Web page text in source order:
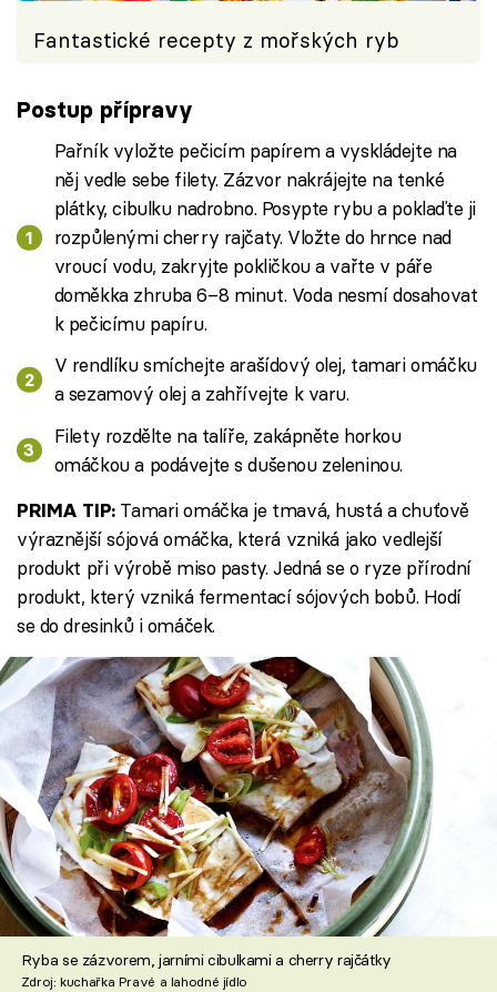
Fantastické recepty z mořských ryb
Postup přípravy
Pařník vyložte pečicím papírem a vyskládejte na
něj vedle sebe filety. Zázvor nakrájejte na tenké
plátky, cibulku nadrobno. Posypte rybu a poklaďte ji
rozpůlenými cherry rajčaty. Vložte do hrnce nad
vroucí vodu, zakryjte pokličkou a vařte v páře
doměkka zhruba 6–8 minut. Voda nesmí dosahovat
k pečicímu papíru.
V rendlíku smíchejte arašídový olej, tamari omáčku
a sezamový olej a zahřívejte k varu.
Filety rozdělte na talíře, zakápněte horkou
omáčkou a podávejte s dušenou zeleninou.
PRIMA TIP:Tamari omáčka je tmavá, hustá a chuťově
výraznější sójová omáčka, která vzniká jako vedlejší
produkt při výrobě miso pasty. Jedná se o ryze přírodní
produkt, který vzniká fermentací sójových bobů. Hodí
se do dresinků i omáček.
Ryba se zázvorem, jarními cibulkami a cherry rajčátky
Zdroj: kuchařka Pravé a lahodné jídlo